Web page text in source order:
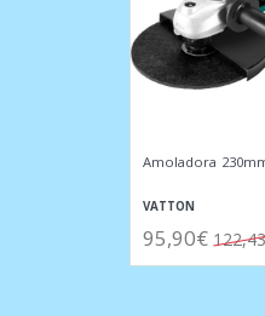
Amoladora
VATTON
95,90€